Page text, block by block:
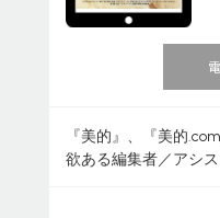
『美的』、『美的
欲ある編集者／アシ